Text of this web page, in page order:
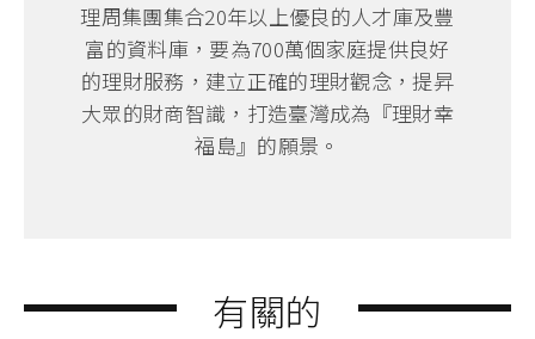
理周集團集合20年以上優良的人才庫及豐
富的資料庫，要為700萬個家庭提供良好
的理財服務，建立正確的理財觀念，提昇
大眾的財商智識，打造臺灣成為『理財幸
福島』的願景。
有關的